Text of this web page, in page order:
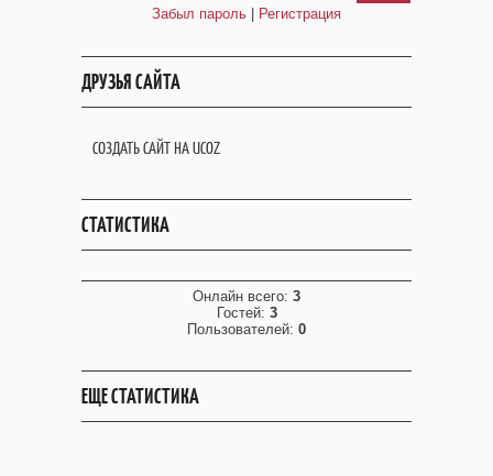
Забыл пароль
Регистрация
ДРУЗЬЯ САЙТА
СОЗДАТЬ САЙТ НА UCOZ
СТАТИСТИКА
Онлайн всего: 3
Гостей: 3
Пользователей: 0
ЕЩЕ СТАТИСТИКА